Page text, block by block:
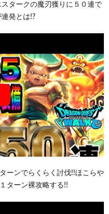
タークの魔刃獲りに５０連で
発とは!?
ーンでらくらく討伐!!ほこらや
ターン裸攻略する!!